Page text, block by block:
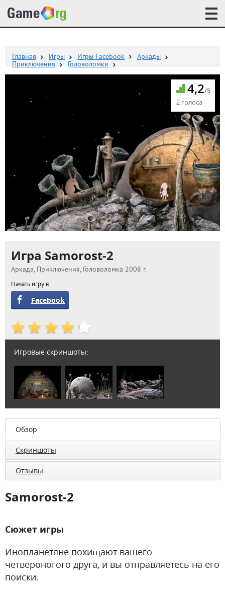
Главная Игры Игры Facebook
Аркады
Приключения
Головоломки
4,2/5
2 голоса
Игра Samorost-2
Аркада, Приключения, Головоломка 2008 г.
Начать игру в
Facebook
Игровые скриншоты:
Обзор
Скриншоты
Отзывы
Samorost-2
Сюжет игры
Инопланетяне похищают вашего
четвероногого друга, и вы отправляетесь на его
поиски.